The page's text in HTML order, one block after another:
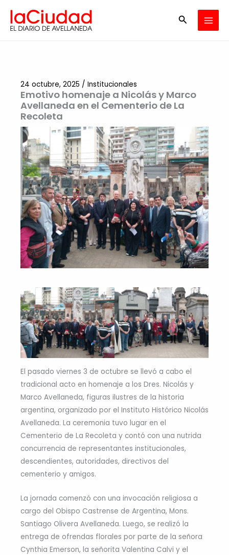
contenido
Buscar
Emotivo homenaje a Nicolás y Marco
Avellaneda en el Cementerio de La
Recoleta
24 octubre, 2025 / Institucionales
El pasado viernes 3 de octubre se llevó a cabo el
tradicional acto en homenaje a los Dres. Nicolás y
Marco Avellaneda, figuras ilustres de la historia
argentina, organizado por el Instituto Histórico Nicolás
Avellaneda. La ceremonia tuvo lugar en el
Cementerio de La Recoleta y contó con una nutrida
concurrencia de representantes institucionales,
descendientes, autoridades, directivos del
cementerio y amigos.
La jornada comenzó con una invocación religiosa a
cargo del Obispo Castrense de Argentina, Mons.
Santiago Olivera Avellaneda. Luego, se realizó la
entrega de ofrendas florales por parte de la señora
Cynthia Emerson, la señorita Valentina Calvi y el